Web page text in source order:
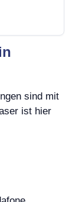
sind mit
ist hier